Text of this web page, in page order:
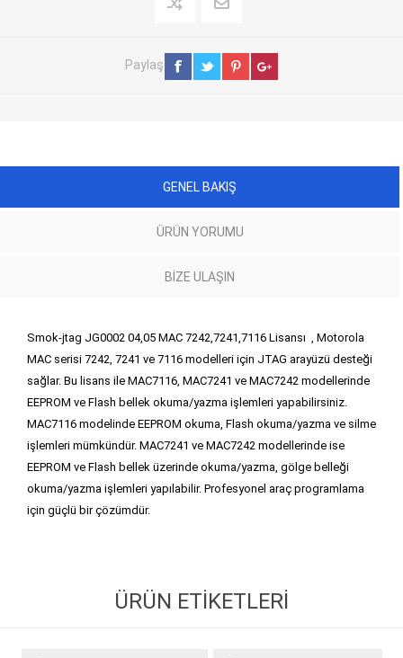
Paylaş
GENEL BAKIŞ
ÜRÜN YORUMU
BIZE ULAŞIN
Smok-jtag JG0002 04,05 MAC 7242,7241,7116 Lisansı , Motorola
MAC serisi 7242, 7241 ve 7116 modelleri için JTAG arayüzü desteği
sağlar. Bu lisans ile MAC7116, MAC7241 ve MAC7242 modellerinde
EEPROM ve Flash bellek okuma/yazma işlemleri yapabilirsiniz.
MAC7116 modelinde EEPROM okuma, Flash okuma/yazma ve silme
işlemleri mümkündür. MAC7241 ve MAC7242 modellerinde ise
EEPROM ve Flash bellek üzerinde okuma/yazma, gölge belleği
okuma/yazma işlemleri yapılabilir. Profesyonel araç programlama
için güçlü bir çözümdür.
ÜRÜN ETIKETLERI